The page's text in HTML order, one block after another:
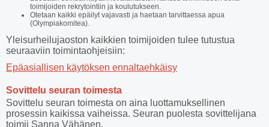
toimijoiden rekrytointiin ja koulutukseen.
Otetaan kaikki epäilyt vajavasti ja haetaan tarvittaessa apua
(Olympiakomitea).
Yleisurheilujaoston kaikkien toimijoiden tulee tutustua
seuraaviin toimintaohjeisiin:
Epäasiallisen käytöksen ennaltaehkäisy
Sovittelu seuran toimesta
Sovittelu seuran toimesta on aina luottamuksellinen
prosessin kaikissa vaiheissa. Seuran puolesta sovittelijana
toimii Sanna Vähänen.